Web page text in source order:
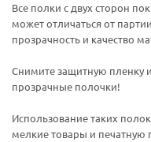
Все полки с двух сторон
может отличаться от
прозрачность и качество
Снимите защитную пленку
прозрачные полочки!
Использование таких
мелкие товары и печатную